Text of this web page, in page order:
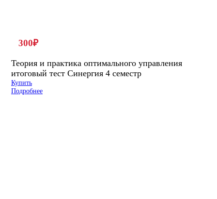
300₽
Теория и практика оптимального управления
итоговый тест Синергия 4 семестр
Купить
Подробнее